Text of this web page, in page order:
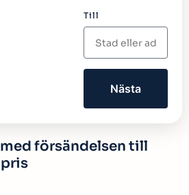
försändelsen till
Till
Nästa